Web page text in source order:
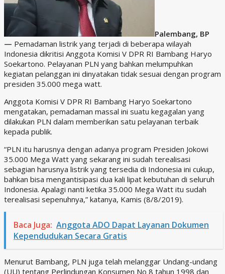
Palembang, BP
— Pemadaman listrik yang terjadi di beberapa wilayah
Indonesia dikritisi Anggota Komisi V DPR RI Bambang Haryo
Soekartono. Pelayanan PLN yang bahkan melumpuhkan
kegiatan pelanggan ini dinyatakan tidak sesuai dengan program
presiden 35.000 mega watt.
Anggota Komisi V DPR RI Bambang Haryo Soekartono
mengatakan, pemadaman massal ini suatu kegagalan yang
dilakukan PLN dalam memberikan satu pelayanan terbaik
kepada publik.
“PLN itu harusnya dengan adanya program Presiden Jokowi
35.000 Mega Watt yang sekarang ini sudah terealisasi
sebagian harusnya listrik yang tersedia di Indonesia ini cukup,
bahkan bisa mengantisipasi dua kali lipat kebutuhan di seluruh
Indonesia. Apalagi nanti ketika 35.000 Mega Watt itu sudah
terealisasi sepenuhnya,” katanya, Kamis (8/8/2019).
Baca Juga: Anggota ADO Dapat Layanan Dokumen
Kependudukan Secara Gratis
Menurut Bambang, PLN juga telah melanggar Undang-undang
(UU) tentang Perlindungan Konsumen No 8 tahun 1998 dan